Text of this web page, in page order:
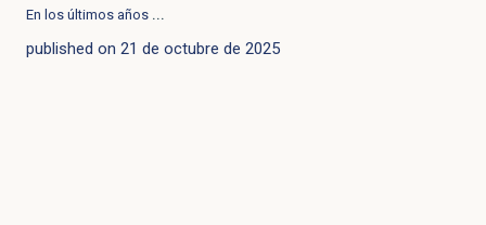
En los últimos años ...
published on 21 de octubre de 2025